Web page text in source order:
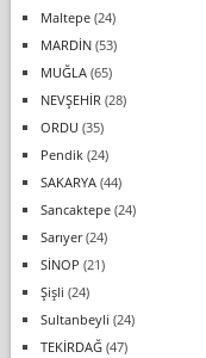
Maltepe(24)
MARDİN(53)
MUĞLA(65)
NEVŞEHİR (28)
ORDU (35)
Pendik(24)
SAKARYA(44)
Sancaktepe(24)
Sarıyer(24)
SİNOP (21)
Şişli (24)
Sultanbeyli (24)
TEKİRDAĞ(47)